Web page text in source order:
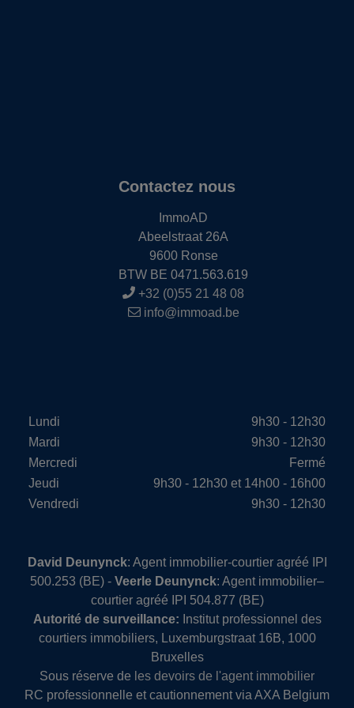
Contactez nous
ImmoAD
Abeelstraat 26A
9600 Ronse
BTW BE 0471.563.619
+32 (0)55 21 48 08
info@immoad.be
Lundi
9h30 - 12h30
Mardi
9h30 - 12h30
Mercredi
Fermé
Jeudi
9h30 - 12h30 et 14h00 - 16h00
Vendredi
9h30 - 12h30
David Deunynck: Agent immobilier-courtier agréé IPI
500.253 (BE) - Veerle Deunynck: Agent immobilier–
courtier agréé IPI 504.877 (BE)
Autorité de surveillance: Institut professionnel des
courtiers immobiliers, Luxemburgstraat 16B, 1000
Bruxelles
Sous réserve de les devoirs de l'agent immobilier
RC professionnelle et cautionnement via AXA Belgium